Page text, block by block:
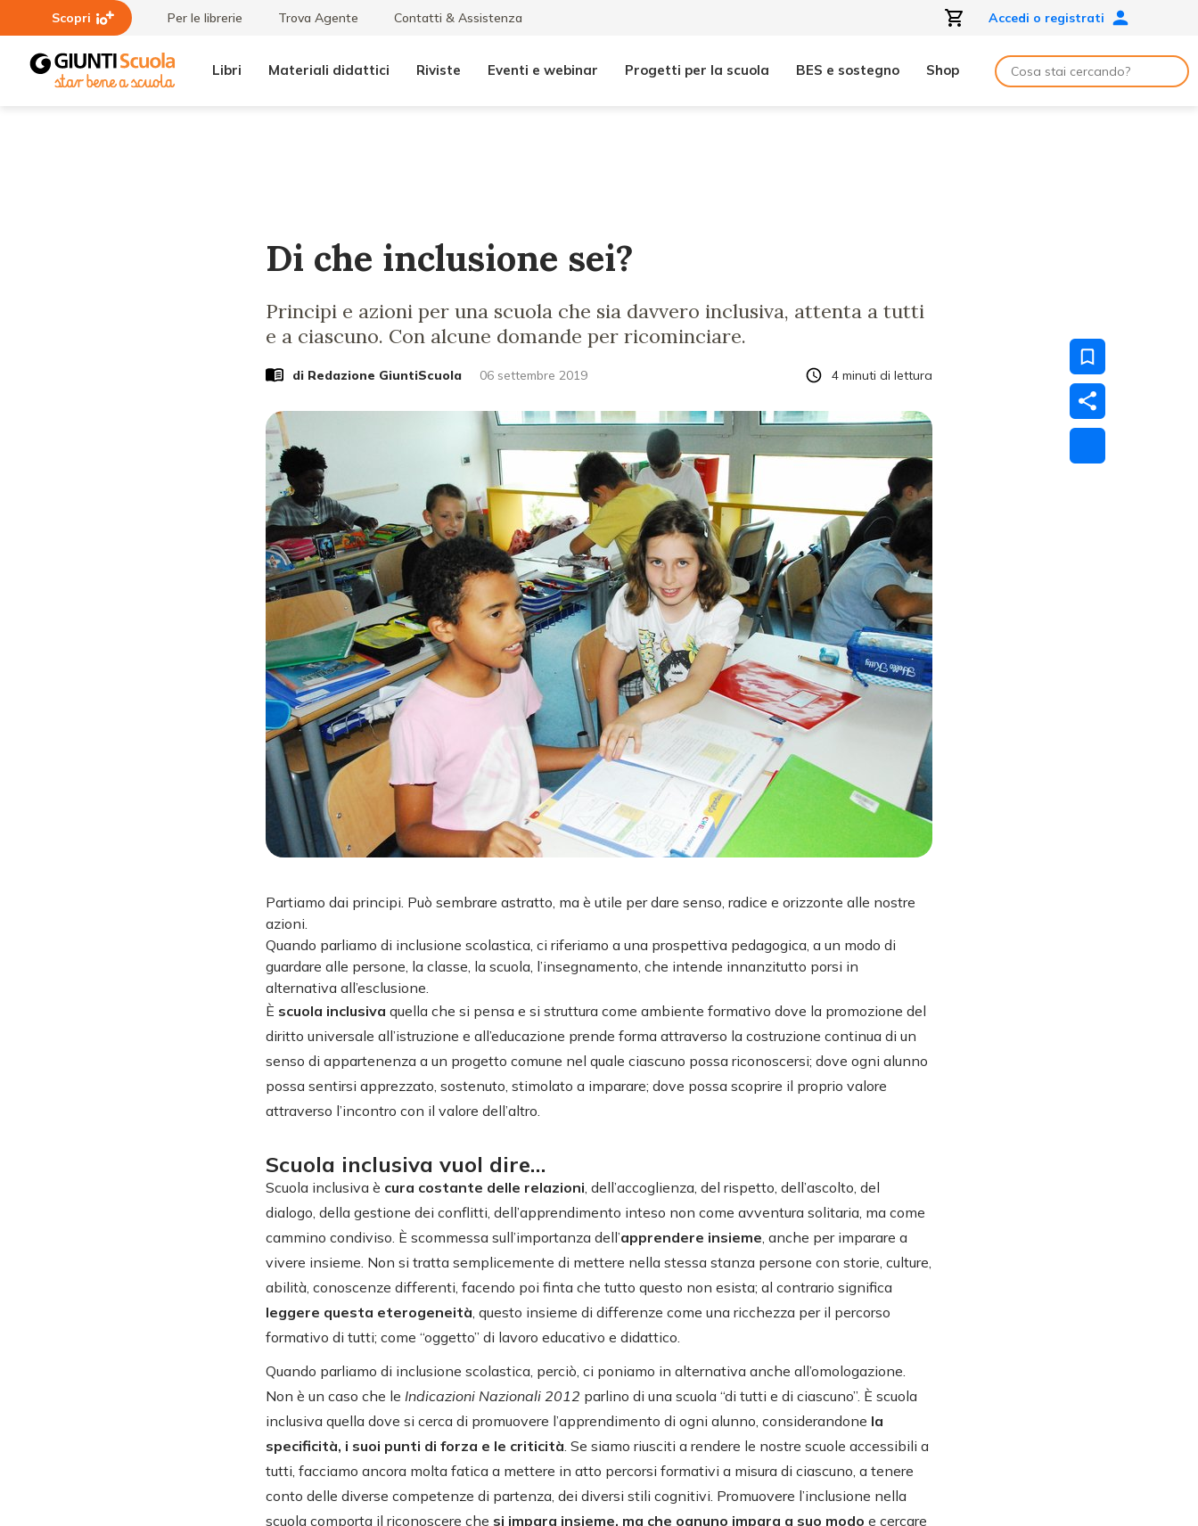
Scopri Per le librerie Trova Agente Contatti & Assistenza Accedi o registrati
Libri Materiali didattici Riviste Eventi e webinar Progetti per la scuola BES e sostegno Shop
Di che inclusione sei?
Principi e azioni per una scuola che sia davvero inclusiva, attenta a tutti
e a ciascuno. Con alcune domande per ricominciare.
di Redazione GiuntiScuola 06 settembre 2019 4 minuti di lettura
Partiamo dai principi. Può sembrare astratto, ma è utile per dare senso, radice e orizzonte alle nostre
azioni.
Quando parliamo di inclusione scolastica, ci riferiamo a una prospettiva pedagogica, a un modo di
guardare alle persone, la classe, la scuola, l’insegnamento, che intende innanzitutto porsi in
alternativa all’esclusione.
È scuola inclusiva quella che si pensa e si struttura come ambiente formativo dove la promozione del
diritto universale all’istruzione e all’educazione prende forma attraverso la costruzione continua di un
senso di appartenenza a un progetto comune nel quale ciascuno possa riconoscersi; dove ogni alunno
possa sentirsi apprezzato, sostenuto, stimolato a imparare; dove possa scoprire il proprio valore
attraverso l’incontro con il valore dell’altro.
Scuola inclusiva vuol dire…
Scuola inclusiva è cura costante delle relazioni, dell’accoglienza, del rispetto, dell’ascolto, del
dialogo, della gestione dei conflitti, dell’apprendimento inteso non come avventura solitaria, ma come
cammino condiviso. È scommessa sull’importanza dell’apprendere insieme, anche per imparare a
vivere insieme. Non si tratta semplicemente di mettere nella stessa stanza persone con storie, culture,
abilità, conoscenze differenti, facendo poi finta che tutto questo non esista; al contrario significa
leggere questa eterogeneità, questo insieme di differenze come una ricchezza per il percorso
formativo di tutti; come “oggetto” di lavoro educativo e didattico.
Quando parliamo di inclusione scolastica, perciò, ci poniamo in alternativa anche all’omologazione.
Non è un caso che le Indicazioni Nazionali 2012 parlino di una scuola “di tutti e di ciascuno”. È scuola
inclusiva quella dove si cerca di promuovere l’apprendimento di ogni alunno, considerandone la
specificità, i suoi punti di forza e le criticità. Se siamo riusciti a rendere le nostre scuole accessibili a
tutti, facciamo ancora molta fatica a mettere in atto percorsi formativi a misura di ciascuno, a tenere
conto delle diverse competenze di partenza, dei diversi stili cognitivi. Promuovere l’inclusione nella
scuola comporta il riconoscere che si impara insieme, ma che ognuno impara a suo modo e cercare